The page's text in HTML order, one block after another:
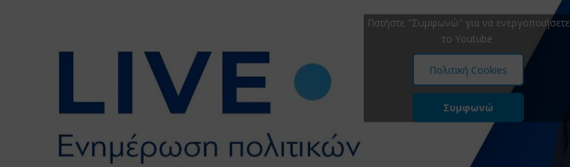
Πατήστε "Συμφωνώ" για να ενεργοποιήσετε
το Youtube
Πολιτική Cookies
Συμφωνώ